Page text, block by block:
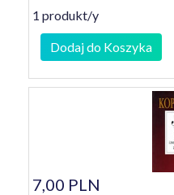
1 produkt/y
Dodaj do Koszyka
7,00 PLN